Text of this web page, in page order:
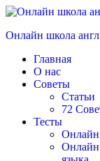
Перейти
содержимому
Онлайн школа
Главная
О нас
Советы
Статьи
72
Тесты
Онлайн
Онлайн